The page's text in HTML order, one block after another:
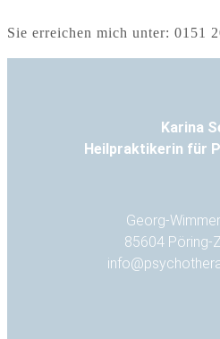
Sie erreichen mich unter: 0151
Karina
Heilpraktikerin für
Georg-
85604 Pöring-